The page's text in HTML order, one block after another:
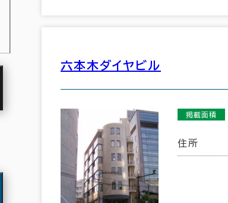
六本木ダイヤビル
掲載面積
住所